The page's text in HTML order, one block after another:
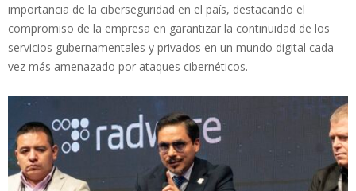
importancia de la ciberseguridad en el país, destacando el
compromiso de la empresa en garantizar la continuidad de los
servicios gubernamentales y privados en un mundo digital cada
vez más amenazado por ataques cibernéticos.